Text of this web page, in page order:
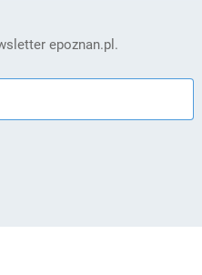
epoznan.pl.